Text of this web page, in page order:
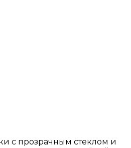
с прозрачным стеклом и